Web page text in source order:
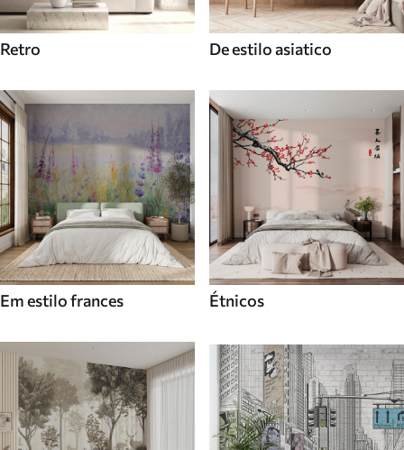
Retro De estilo asiatico
Em estilo frances Étnicos